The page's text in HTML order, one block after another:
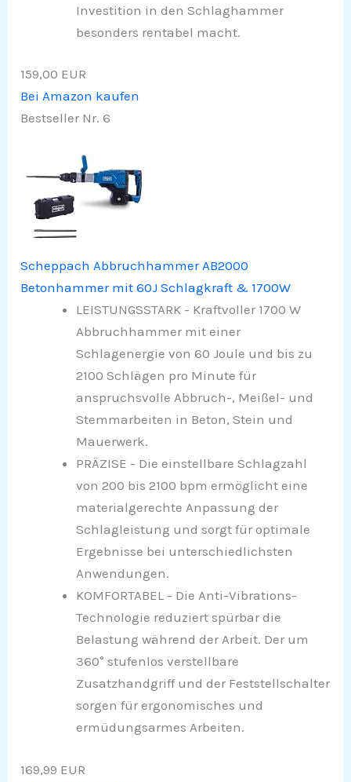
Investition in den Schlaghammer
besonders rentabel macht.
159,00 EUR
Bei Amazon kaufen
Bestseller Nr. 6
Scheppach Abbruchhammer AB2000
Betonhammer mit 60J Schlagkraft & 1700W
LEISTUNGSSTARK - Kraftvoller 1700 W
Abbruchhammer mit einer
Schlagenergie von 60 Joule und bis zu
2100 Schlägen pro Minute für
anspruchsvolle Abbruch-, Meißel- und
Stemmarbeiten in Beton, Stein und
Mauerwerk.
PRÄZISE - Die einstellbare Schlagzahl
von 200 bis 2100 bpm ermöglicht eine
materialgerechte Anpassung der
Schlagleistung und sorgt für optimale
Ergebnisse bei unterschiedlichsten
Anwendungen.
KOMFORTABEL - Die Anti-Vibrations-
Technologie reduziert spürbar die
Belastung während der Arbeit. Der um
360° stufenlos verstellbare
Zusatzhandgriff und der Feststellschalter
sorgen für ergonomisches und
ermüdungsarmes Arbeiten.
169,99 EUR